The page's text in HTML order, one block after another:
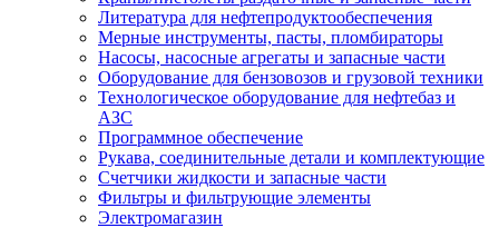
Литература для нефтепродуктообеспечения
Мерные инструменты, пасты, пломбираторы
Насосы, насосные агрегаты и запасные части
Оборудование для бензовозов и грузовой техники
Технологическое оборудование для нефтебаз и
АЗС
Программное обеспечение
Рукава, соединительные детали и комплектующие
Счетчики жидкости и запасные части
Фильтры и фильтрующие элементы
Электромагазин